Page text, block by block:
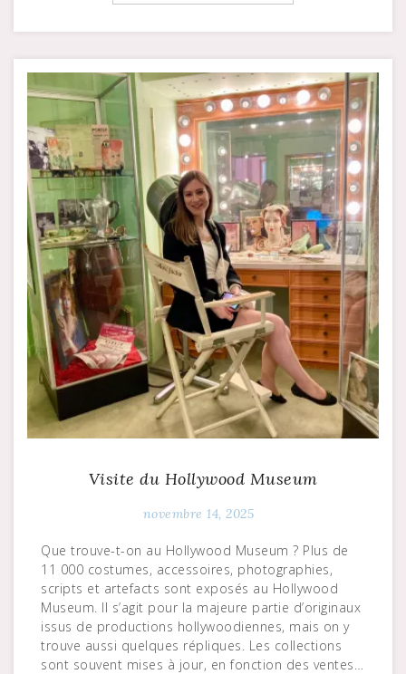
Visite du Hollywood Museum
novembre 14, 2025
Que trouve-t-on au Hollywood Museum ? Plus de
11 000 costumes, accessoires, photographies,
scripts et artefacts sont exposés au Hollywood
Museum. Il s’agit pour la majeure partie d’originaux
issus de productions hollywoodiennes, mais on y
trouve aussi quelques répliques. Les collections
sont souvent mises à jour, en fonction des ventes…